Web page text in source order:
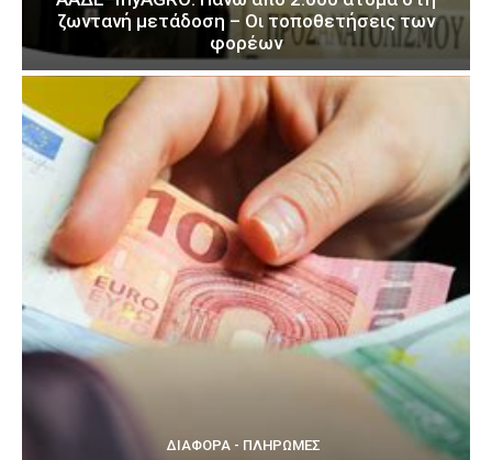
ζωντανή μετάδοση – Οι τοποθετήσεις των
φορέων
ΔΙΆΦΟΡΑ - ΠΛΗΡΩΜΈΣ